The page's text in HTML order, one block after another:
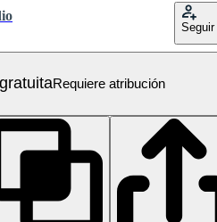
Seguir
Requiere atribución